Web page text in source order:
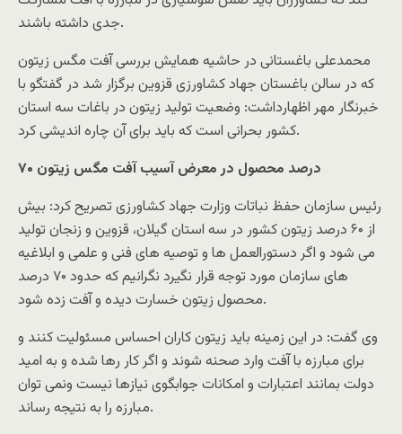
جدی داشته باشند.
محمدعلی باغستانی در حاشیه همایش بررسی آفت مگس زیتون
که در سالن باغستان جهاد کشاورزی قزوین برگزار شد در گفتگو با
خبرنگار مهر اظهارداشت: وضعیت تولید زیتون در باغات سه استان
کشور بحرانی است که باید برای آن چاره اندیشی کرد.
۷۰ درصد محصول در معرض آسیب آفت مگس زیتون
رئیس سازمان حفظ نباتات وزارت جهاد کشاورزی تصریح کرد: بیش
از ۶۰ درصد زیتون کشور در سه استان گیلان، قزوین و زنجان تولید
می شود و اگر دستورالعمل ها و توصیه های فنی و علمی و ابلاغیه
های سازمان مورد توجه قرار نگیرد نگرانیم که حدود ۷۰ درصد
محصول زیتون خسارت دیده و آفت زده شود.
وی گفت: در این زمینه باید زیتون کاران احساس مسئولیت کنند و
برای مبارزه با آفت وارد صحنه شوند و اگر کار رها شده و به امید
دولت بمانند اعتبارات و امکانات جوابگوی نیازها نیست ونمی توان
مبارزه را به نتیجه رساند.